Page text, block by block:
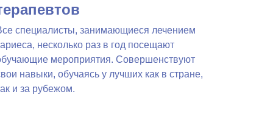
специалисты, занимающиеся лечением
несколько раз в год посещают
мероприятия. Совершенствуют
навыки, обучаясь у лучших как в стране,
и за рубежом.